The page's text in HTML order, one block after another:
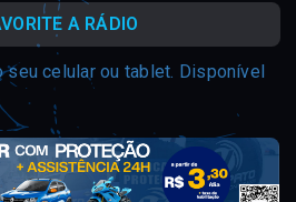
A RÁDIO